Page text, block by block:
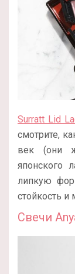
Surratt Lid
смотрите,
век (они
японского
липкую
стойкость
Свечи